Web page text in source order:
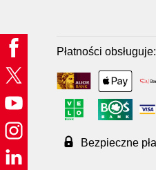
Płatności obsługuje:
Bezpieczne